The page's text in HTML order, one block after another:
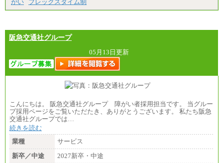
月給：270,000円～
想定年収：490万円～1,100万円
・1,090万円/38歳・月給59万円 *残業代・家族手当
対象外
（３）
月給：190,000円～
想定年収：340万円～610万円
年収例：
・460万円/28歳・月給26万円
（４）
月給：201,000円～
想定年収：360万円～680万円
・520万円/32歳・月給29万円
年収例は賞与含む、残業代・家族手当含まず
がい
フレックスタイム制
阪急交通社グループ
05月13日更新
こんにちは。 阪急交通社グループ 障がい者採用担当です。 当グルー
プ採用ページをご覧いただたき、ありがとうございます。 私たち阪急
交通社グループでは…
続きを読む
業種
サービス
新卒／中途
2027新卒・中途